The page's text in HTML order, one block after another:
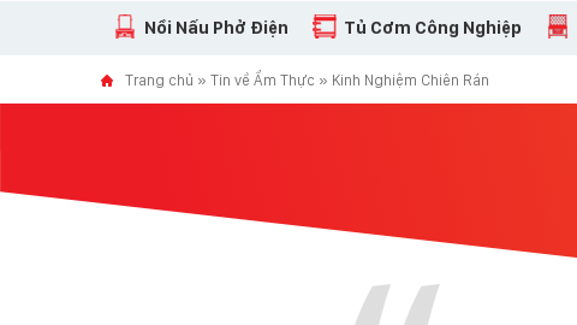
Nồi Nấu Phở Điện Tủ Cơm Công Nghiệp
Trang chủ » Tin về Ẩm Thực » Kinh Nghiệm Chiên Rán